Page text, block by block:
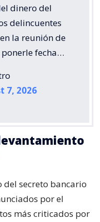
dinero del
delincuentes
la reunión de
fecha…
7, 2026
del secreto bancario
por el
más criticados por